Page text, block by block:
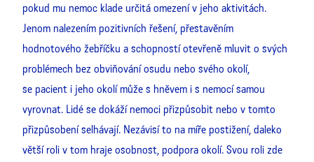
pokud mu nemoc klade určitá omezení v jeho aktivitách.
Jenom nalezením pozitivních řešení, přestavěním
hodnotového žebříčku a schopností otevřeně mluvit o svých
problémech bez obviňování osudu nebo svého okolí,
se pacient i jeho okolí může s hněvem i s nemocí samou
vyrovnat. Lidé se dokáží nemoci přizpůsobit nebo v tomto
přizpůsobení selhávají. Nezávisí to na míře postižení, daleko
větší roli v tom hraje osobnost, podpora okolí. Svou roli zde